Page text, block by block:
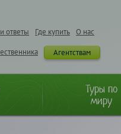
О нас
Где купить
ответы
Агентствам
Туры по
миру